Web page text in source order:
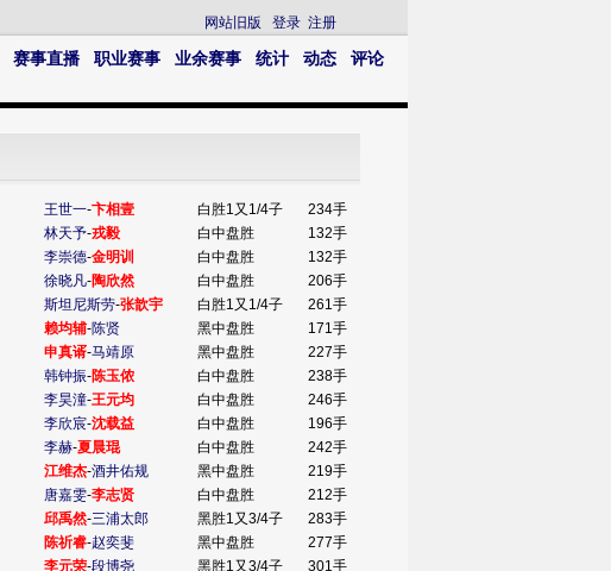
网站旧版 登录 注册
赛事直播 职业赛事 业余赛事 统计 动态
评论
王世一-卞相壹 白胜1又1/4子
234手
林天予-戎毅 白中盘胜
132手
李崇德-金明训 白中盘胜
132手
徐晓凡-陶欣然 白中盘胜
206手
斯坦尼斯劳-张歆宇 白胜1又1/4子
261手
赖均辅-陈贤 黑中盘胜
171手
申真谞-马靖原 黑中盘胜
227手
韩钟振-陈玉侬 白中盘胜
238手
李昊潼-王元均 白中盘胜
246手
李欣宸-沈载益 白中盘胜
196手
李赫-夏晨琨 白中盘胜
242手
江维杰-酒井佑规 黑中盘胜
219手
唐嘉雯-李志贤 白中盘胜
212手
邱禹然-三浦太郎 黑胜1又3/4子
283手
陈祈睿-赵奕斐 黑中盘胜
277手
李元荣-段博尧 黑胜1又3/4子
301手